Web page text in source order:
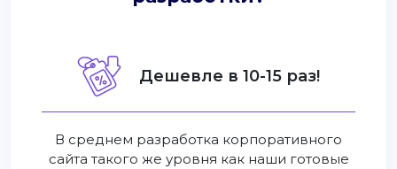
Дешевле в 10-15 раз!
В среднем разработка корпоративного
сайта такого же уровня как наши готовые